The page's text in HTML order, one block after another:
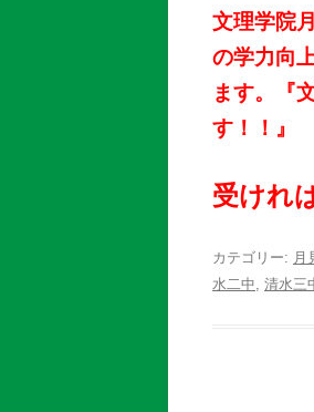
文理学院
の学力向
ます。『
す！！』
受けれ
カテゴリー: 月
水二中, 清水三